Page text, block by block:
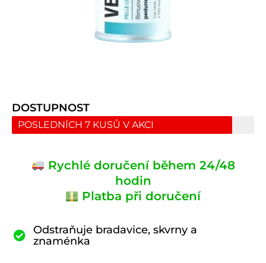
DOSTUPNOST
POSLEDNÍCH 7 KUSŮ V AKCI
Rychlé doručení během 24/48
hodin
Platba při doručení
Odstraňuje bradavice, skvrny a
znaménka